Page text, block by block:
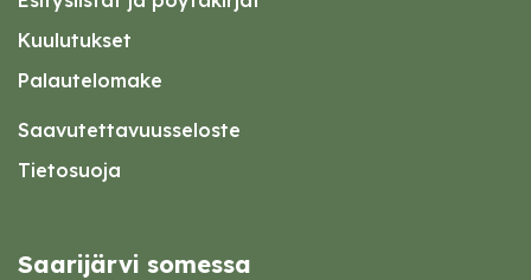
Kuulutukset
Palautelomake
Saavutettavuusseloste
Tietosuoja
Saarijärvi somessa